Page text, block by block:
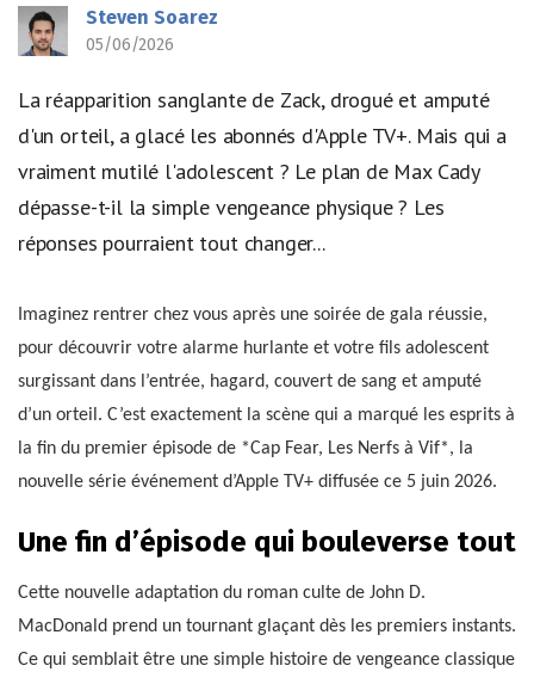
Steven Soarez
05/06/2026
La réapparition sanglante de Zack, drogué et amputé
d'un orteil, a glacé les abonnés d'Apple TV+. Mais qui a
vraiment mutilé l'adolescent ? Le plan de Max Cady
dépasse-t-il la simple vengeance physique ? Les
réponses pourraient tout changer...
Imaginez rentrer chez vous après une soirée de gala réussie,
pour découvrir votre alarme hurlante et votre fils adolescent
surgissant dans l’entrée, hagard, couvert de sang et amputé
d’un orteil. C’est exactement la scène qui a marqué les esprits à
la fin du premier épisode de *Cap Fear, Les Nerfs à Vif*, la
nouvelle série événement d’Apple TV+ diffusée ce 5 juin 2026.
Une fin d’épisode qui bouleverse tout
Cette nouvelle adaptation du roman culte de John D.
MacDonald prend un tournant glaçant dès les premiers instants.
Ce qui semblait être une simple histoire de vengeance classique